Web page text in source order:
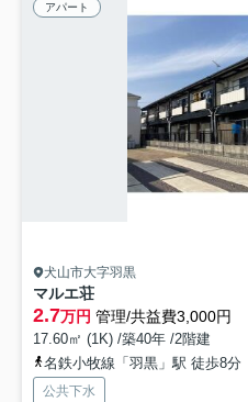
アパート
犬山市大字羽黒
マルエ荘
2.7万円 管理/共益費3,000円
17.60㎡ (1K) /築40年 /2階建
名鉄小牧線「羽黒」駅 徒歩8分
公共下水